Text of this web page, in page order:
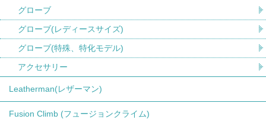
グローブ
グローブ(レディースサイズ)
グローブ(特殊、特化モデル)
アクセサリー
Leatherman(レザーマン)
Fusion Climb (フュージョンクライム)